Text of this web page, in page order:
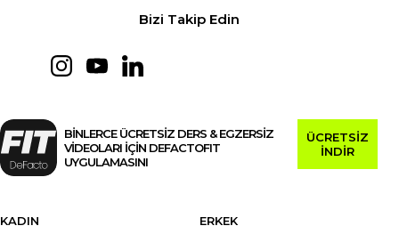
Bizi Takip Edin
BİNLERCE ÜCRETSİZ DERS & EGZERSİZ
VİDEOLARI İÇİN DEFACTOFIT
UYGULAMASINI
ÜCRETSİZ
İNDİR
KADIN
ERKEK